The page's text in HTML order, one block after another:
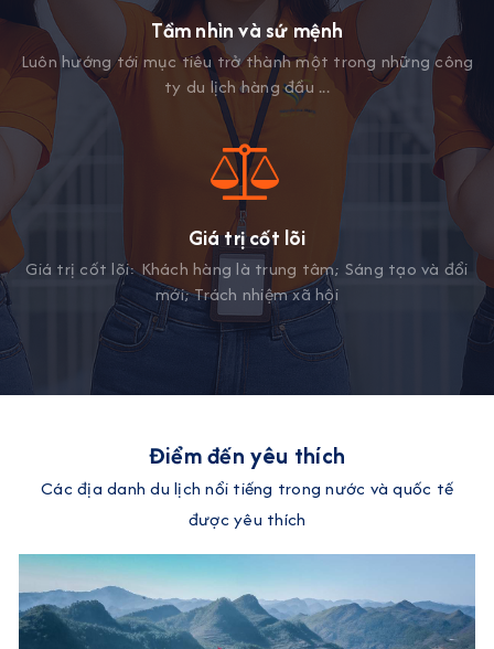
Tầm nhìn và sứ mệnh
Luôn hướng tới mục tiêu trở thành một trong những công
ty du lịch hàng đầu ...
Giá trị cốt lõi
Giá trị cốt lõi: Khách hàng là trung tâm; Sáng tạo và đổi
mới; Trách nhiệm xã hội
Điểm đến yêu thích
Các địa danh du lịch nổi tiếng trong nước và quốc tế
được yêu thích